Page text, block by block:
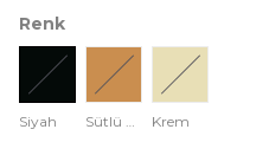
Renk
Siyah Sütlü Kahve Krem